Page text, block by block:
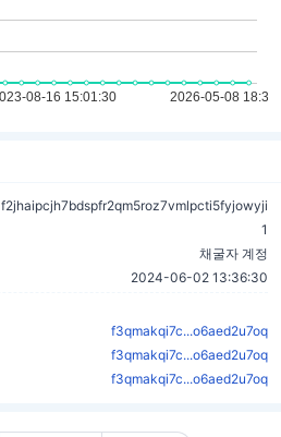
f2jhaipcjh7bdspfr2qm5roz7vmlpcti5fyjowyji
1
채굴자 계정
2024-06-02 13:36:30
f3qmakqi7c...o6aed2u7oq
f3qmakqi7c...o6aed2u7oq
f3qmakqi7c...o6aed2u7oq